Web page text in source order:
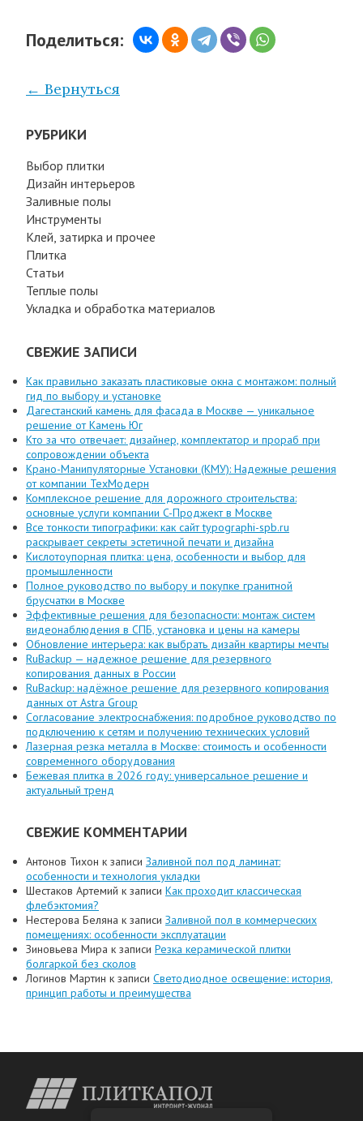
Поделиться:
← Вернуться
РУБРИКИ
Выбор плитки
Дизайн интерьеров
Заливные полы
Инструменты
Клей, затирка и прочее
Плитка
Статьи
Теплые полы
Укладка и обработка материалов
СВЕЖИЕ ЗАПИСИ
Как правильно заказать пластиковые окна с монтажом: полный
гид по выбору и установке
Дагестанский камень для фасада в Москве — уникальное
решение от Камень Юг
Кто за что отвечает: дизайнер, комплектатор и прораб при
сопровождении объекта
Крано-Манипуляторные Установки (КМУ): Надежные решения
от компании ТехМодерн
Комплексное решение для дорожного строительства:
основные услуги компании C-Проджект в Москве
Все тонкости типографики: как сайт typographi-spb.ru
раскрывает секреты эстетичной печати и дизайна
Кислотоупорная плитка: цена, особенности и выбор для
промышленности
Полное руководство по выбору и покупке гранитной
брусчатки в Москве
Эффективные решения для безопасности: монтаж систем
видеонаблюдения в СПБ, установка и цены на камеры
Обновление интерьера: как выбрать дизайн квартиры мечты
RuBackup — надежное решение для резервного
копирования данных в России
RuBackup: надёжное решение для резервного копирования
данных от Astra Group
Согласование электроснабжения: подробное руководство по
подключению к сетям и получению технических условий
Лазерная резка металла в Москве: стоимость и особенности
современного оборудования
Бежевая плитка в 2026 году: универсальное решение и
актуальный тренд
СВЕЖИЕ КОММЕНТАРИИ
Антонов Тихон к записи Заливной пол под ламинат:
особенности и технология укладки
Шестаков Артемий к записи Как проходит классическая
флебэктомия?
Нестерова Беляна к записи Заливной пол в коммерческих
помещениях: особенности эксплуатации
Зиновьева Мира к записи Резка керамической плитки
болгаркой без сколов
Логинов Мартин к записи Светодиодное освещение: история,
принцип работы и преимущества